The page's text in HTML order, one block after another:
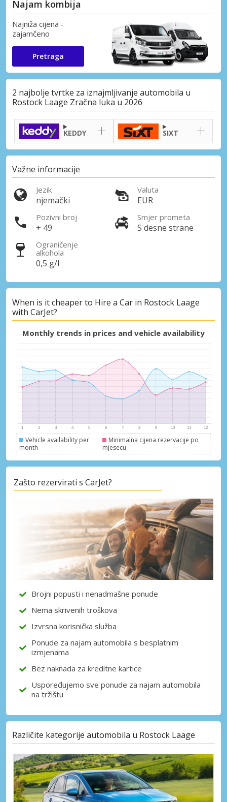
Najam kombija
Najniža cijena -
zajamčeno
Pretraga
2 najbolje tvrtke za iznajmljivanje automobila u
Rostock Laage Zračna luka u 2026
KEDDY SIXT
Važne informacije
Jezik
njemački
Valuta
EUR
Pozivni broj
+ 49
Smjer prometa
S desne strane
Ograničenje
alkohola
0,5 g/l
When is it cheaper to Hire a Car in Rostock Laage
with CarJet?
Monthly trends in prices and vehicle availability
Vehicle availability per
month
Minimalna cijena rezervacije po
mjesecu
Zašto rezervirati s CarJet?
Brojni popusti i nenadmašne ponude
Nema skrivenih troškova
Izvrsna korisnička služba
Ponude za najam automobila s besplatnim
izmjenama
Bez naknada za kreditne kartice
Uspoređujemo sve ponude za najam automobila
na tržištu
Različite kategorije automobila u Rostock Laage
Posebni popusti
Pristupite ekskluzivnim ponudama naših
dobavljača
Prijava putem eLinka